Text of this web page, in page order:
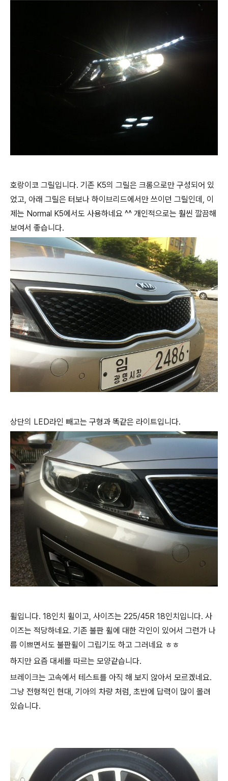
호랑이코 그릴입니다. 기존 K5의 그릴은 크롬으로만 구성되어 있
었고, 아래 그릴은 터보나 하이브리드에서만 쓰이던 그릴인데, 이
제는 Normal K5에서도 사용하네요 ^^ 개인적으로는 훨씬 깔끔해
보여서 좋습니다.
상단의 LED라인 빼고는 구형과 똑같은 라이트입니다.
휠입니다. 18인치 휠이고, 사이즈는 225/45R 18인치입니다. 사
이즈는 적당하네요. 기존 불판 휠에 대한 각인이 있어서 그런가 나
름 이쁘면서도 불판휠이 그립기도 하고 그러네요 ㅎㅎ
하지만 요즘 대세를 따르는 모양같습니다.
브레이크는 고속에서 테스트를 아직 해 보지 않아서 모르겠네요.
그냥 전형적인 현대, 기아의 차량 처럼, 초반에 답력이 많이 몰려
있습니다.